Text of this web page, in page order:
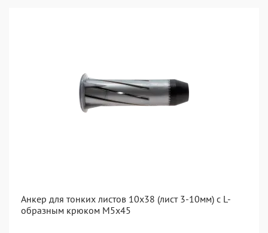
Анкер для тонких листов 10x38 (лист 3-10мм) с L-
образным крюком M5x45